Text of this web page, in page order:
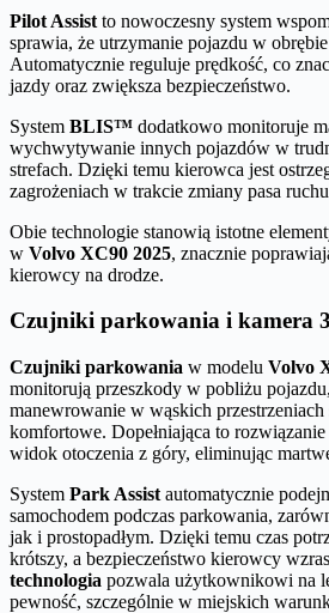
Pilot Assist to nowoczesny system
sprawia, że utrzymanie pojazdu w obrębie
Automatycznie reguluje prędkość, co
jazdy oraz zwiększa bezpieczeństwo.
System BLIS™ dodatkowo monitoruje
wychwytywanie innych pojazdów w
strefach. Dzięki temu kierowca jest
zagrożeniach w trakcie zmiany pasa
Obie technologie stanowią istotne
w Volvo XC90 2025, znacznie
kierowcy na drodze.
Czujniki parkowania i kamera
Czujniki parkowania w modelu Volvo
monitorują przeszkody w pobliżu
manewrowanie w wąskich przestrzeniach
komfortowe. Dopełniająca to rozwiązanie
widok otoczenia z góry, eliminując
System Park Assist automatycznie
samochodem podczas parkowania,
jak i prostopadłym. Dzięki temu czas
krótszy, a bezpieczeństwo kierowcy
technologia pozwala użytkownikowi na
pewność, szczególnie w miejskich